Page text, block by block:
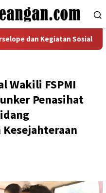
Kegiatan Sosial Isu
Wakili FSPMI
Penasihat